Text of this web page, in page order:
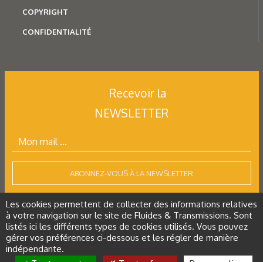
COPYRIGHT
CONFIDENTIALITÉ
Recevoir la
NEWSLETTER
ABONNEZ-VOUS À LA NEWSLETTER
Tous droits réservés
Restez connecté
Les cookies permettent de collecter des informations relatives
à votre navigation sur le site de Fluides & Transmissions. Sont
listés ici les différents types de cookies utilisés. Vous pouvez
gérer vos préférences ci-dessous et les régler de manière
indépendante.